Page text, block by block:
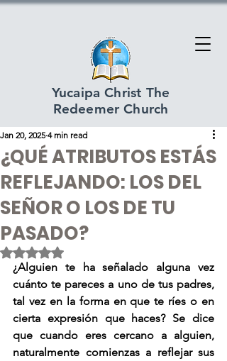
Yucaipa Christ The
Redeemer Church
¿QUÉ ATRIBUTOS ESTÁS
REFLEJANDO: LOS DEL
SEÑOR O LOS DE TU
PASADO?
Jan 20, 2025 4 min read
Rated NaN out of 5 stars.
¿Alguien te ha señalado alguna vez
cuánto te pareces a uno de tus padres,
tal vez en la forma en que te ríes o en
cierta expresión que haces? Se dice
que cuando eres cercano a alguien,
naturalmente comienzas a reflejar sus